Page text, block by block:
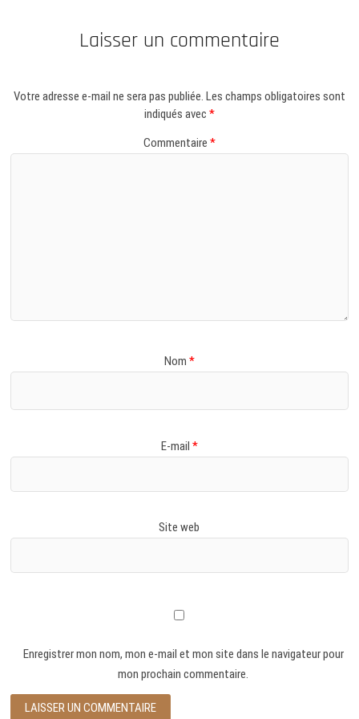
Laisser un commentaire
Votre adresse e-mail ne sera pas publiée. Les champs obligatoires sont
indiqués avec *
Commentaire *
Nom *
E-mail *
Site web
Enregistrer mon nom, mon e-mail et mon site dans le navigateur pour
mon prochain commentaire.